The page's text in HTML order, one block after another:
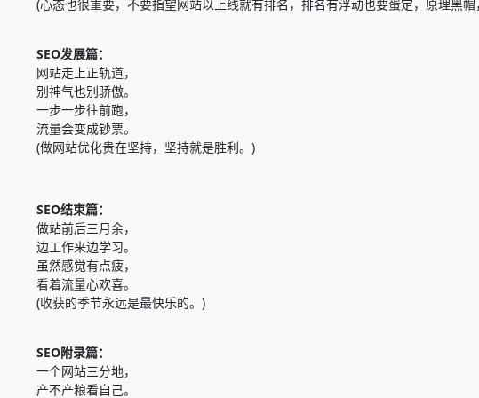
(心态也很重要，不要指望网站以上线就有排名，排名有浮动也要蛋定，原理黑
SEO发展篇：
网站走上正轨道，
别神气也别骄傲。
一步一步往前跑，
流量会变成钞票。
(做网站优化贵在坚持，坚持就是胜利。)
SEO结束篇：
做站前后三月余，
边工作来边学习。
虽然感觉有点疲，
看着流量心欢喜。
(收获的季节永远是最快乐的。)
SEO附录篇：
一个网站三分地，
产不产粮看自己。